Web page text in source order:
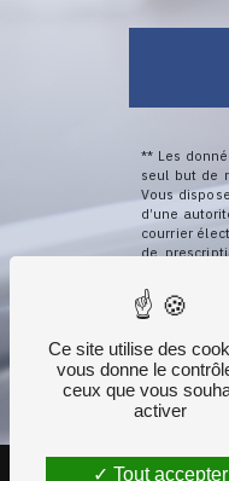
** Les
seul but de
Vous
d’une
courrier
de
Ce site utilise des
vous donne le
ceux que vous
activer
Tout accepter